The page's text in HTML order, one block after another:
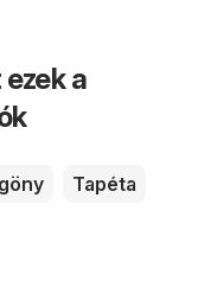
a
Tapéta